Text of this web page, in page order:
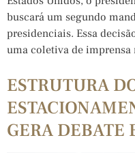
buscará um segundo
presidenciais. Essa
uma coletiva de imprensa
ESTRUTURA
GERA DEBATE